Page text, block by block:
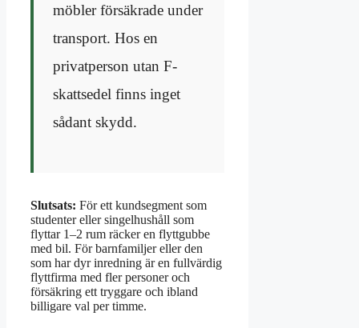
möbler försäkrade under
transport. Hos en
privatperson utan F-
skattsedel finns inget
sådant skydd.
Slutsats: För ett kundsegment som
studenter eller singelhushåll som
flyttar 1–2 rum räcker en flyttgubbe
med bil. För barnfamiljer eller den
som har dyr inredning är en fullvärdig
flyttfirma med fler personer och
försäkring ett tryggare och ibland
billigare val per timme.